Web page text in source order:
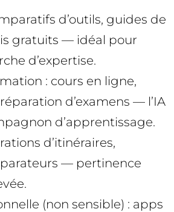
d’outils, guides de
gratuits — idéal pour
d’expertise.
: cours en ligne,
d’examens — l’IA
d’apprentissage.
d’itinéraires,
— pertinence
(non sensible) : apps